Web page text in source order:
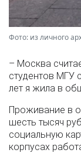
Фото: из личного
– Москва
студентов МГУ
лет я жила в
Проживание в
шесть тысяч
социальную
корпусах